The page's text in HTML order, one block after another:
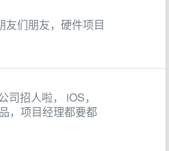
友们朋友，硬件项目
司招人啦， iOS，
，项目经理都要都